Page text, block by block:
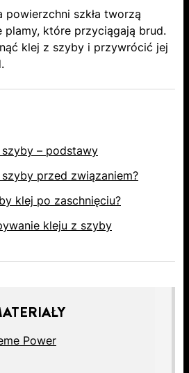
powierzchni szkła tworzą
plamy, które przyciągają brud.
klej z szyby i przywrócić jej
– podstawy
przed związaniem?
klej po zaschnięciu?
kleju z szyby
Power